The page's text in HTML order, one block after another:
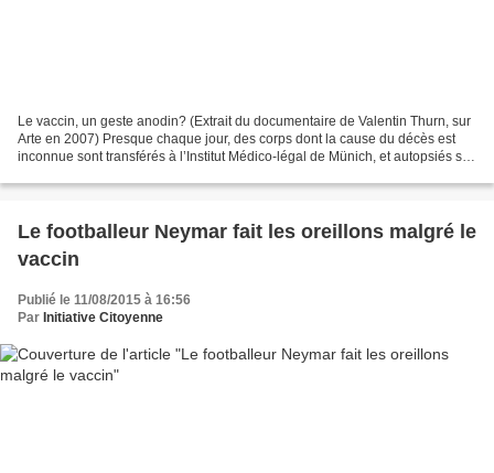
Le vaccin, un geste anodin? (Extrait du documentaire de Valentin Thurn, sur
Arte en 2007) Presque chaque jour, des corps dont la cause du décès est
inconnue sont transférés à l’Institut Médico-légal de Münich, et autopsiés sur
Le footballeur Neymar fait les oreillons malgré le
vaccin
Publié le 11/08/2015 à 16:56
Par Initiative Citoyenne